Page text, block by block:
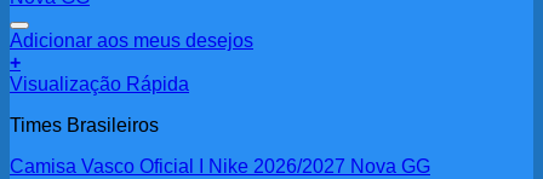
Adicionar aos meus desejos
+
Visualização Rápida
Times Brasileiros
Camisa Vasco Oficial I Nike 2026/2027 Nova GG